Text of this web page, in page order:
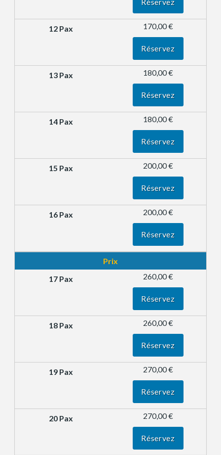
Réservez
170,00 €
Réservez
180,00 €
Réservez
180,00 €
Réservez
200,00 €
Réservez
200,00 €
Réservez
Prix
260,00 €
Réservez
260,00 €
Réservez
270,00 €
Réservez
270,00 €
Réservez